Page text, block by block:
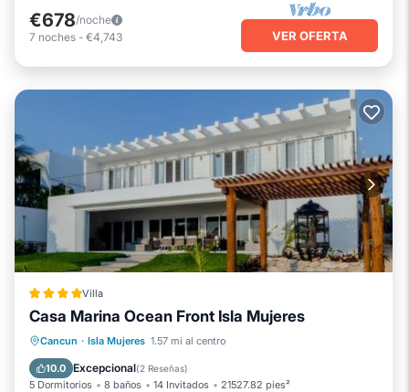
€678/noche
7 noches - €4,743 VER OFERTA
Villa
Casa Marina Ocean Front Isla Mujeres
Cancun · Isla Mujeres 1.57 mi al centro
10.0 Excepcional(2 Reseñas)
5 Dormitorios 8 baños 14 Invitados 21527.82 pies²
Frente al mar Spa
Vista al mar